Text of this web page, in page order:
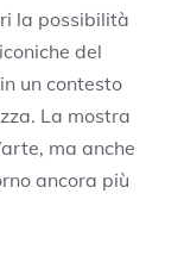
la possibilità
del
un contesto
La mostra
ma anche
ancora più